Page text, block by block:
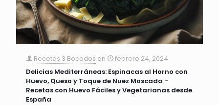
Recetas 3 Bocados on
febrero 24, 2024
Delicias Mediterráneas: Espinacas al Horno con
Huevo, Queso y Toque de Nuez Moscada –
Recetas con Huevo Fáciles y Vegetarianas desde
España